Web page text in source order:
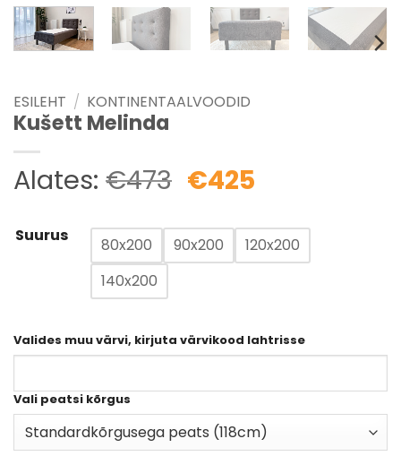
ESILEHT / KONTINENTAALVOODID
Kušett Melinda
Alates: €473 €425
Suurus 80x200 90x200
120x200
140x200
Valides muu värvi, kirjuta värvikood lahtrisse
Vali peatsi kõrgus